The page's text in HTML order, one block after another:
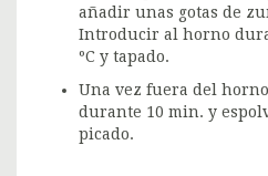
añadir unas gotas de
Introducir al horno
ºC y tapado.
Una vez fuera del
durante 10 min. y
picado.